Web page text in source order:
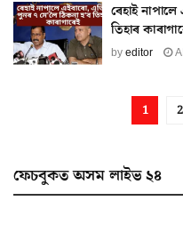
ৰেহাই
তিহাৰ
byeditor
1 2
ফেচবুকত অসম লাইভ ২৪